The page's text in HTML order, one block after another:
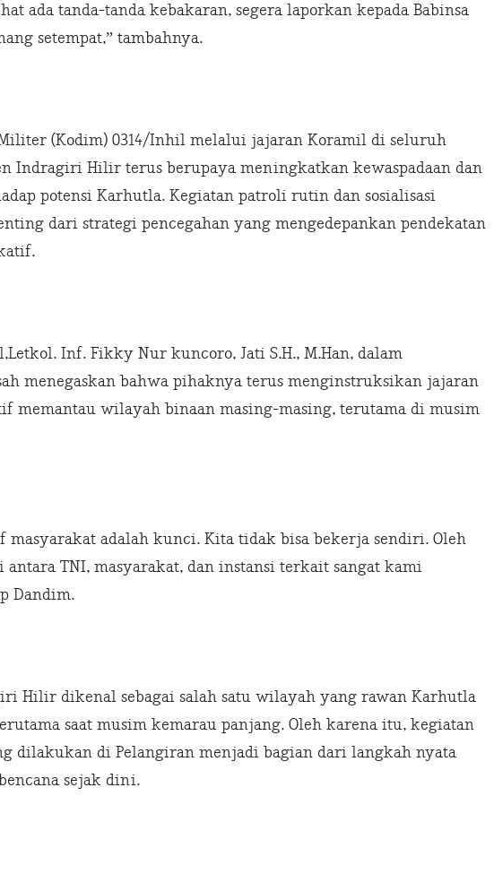
ada tanda-tanda kebakaran, segera laporkan kepada Babinsa
setempat,” tambahnya.
(Kodim) 0314/Inhil melalui jajaran Koramil di seluruh
Indragiri Hilir terus berupaya meningkatkan kewaspadaan dan
potensi Karhutla. Kegiatan patroli rutin dan sosialisasi
dari strategi pencegahan yang mengedepankan pendekatan
Inf. Fikky Nur kuncoro, Jati S.H., M.Han, dalam
menegaskan bahwa pihaknya terus menginstruksikan jajaran
memantau wilayah binaan masing-masing, terutama di musim
masyarakat adalah kunci. Kita tidak bisa bekerja sendiri. Oleh
TNI, masyarakat, dan instansi terkait sangat kami
Dandim.
Hilir dikenal sebagai salah satu wilayah yang rawan Karhutla
saat musim kemarau panjang. Oleh karena itu, kegiatan
dilakukan di Pelangiran menjadi bagian dari langkah nyata
sejak dini.